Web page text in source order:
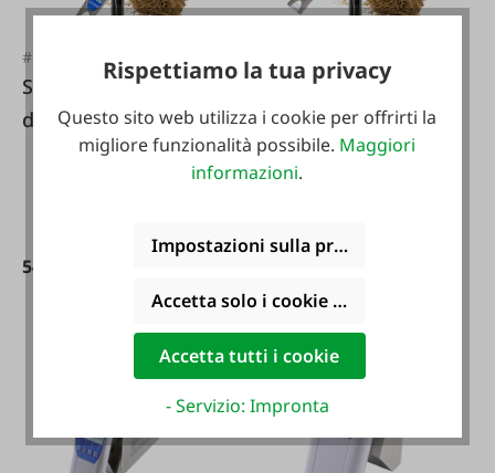
#FA129168
Schaller Misuratore
di umidità per fieno
e paglia FL2
549,00 €*
#FA129167
Schaller Misuratore
di umidità per fieno
e paglia FL1
Rispettiamo la tua privacy
Questo sito web utilizza i cookie per offrirti la
migliore funzionalità possibile. Maggiori
informazioni.
Impostazioni sulla privacy
Accetta solo i cookie funzionali
Accetta tutti i cookie
- Servizio: Impronta